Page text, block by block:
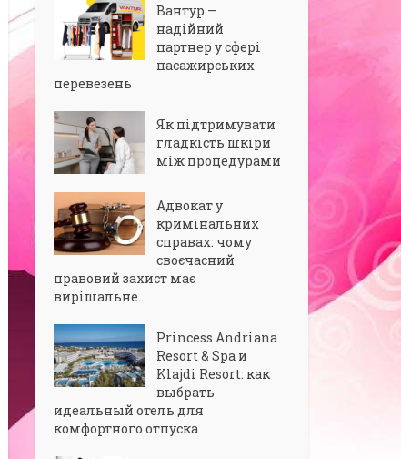
Вантур —
надійний
партнер у сфері
пасажирських
перевезень
Як підтримувати
гладкість шкіри
між процедурами
Адвокат у
кримінальних
справах: чому
своєчасний
правовий захист має
вирішальне...
Princess Andriana
Resort & Spa и
Klajdi Resort: как
выбрать
идеальный отель для
комфортного отпуска